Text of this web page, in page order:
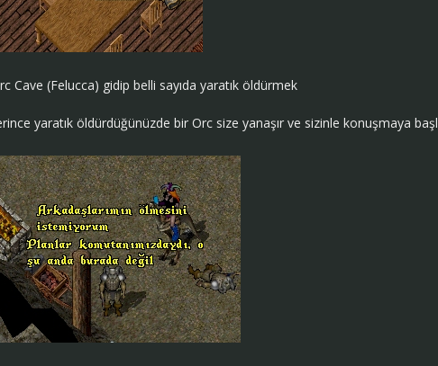
Cave (Felucca) gidip belli sayıda yaratık öldürmek
yaratık öldürdüğünüzde bir Orc size yanaşır ve sizinle konuşmaya